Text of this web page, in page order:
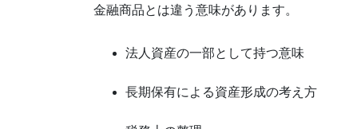
金融商品とは違う意味があります。
法人資産の一部として持つ意味
長期保有による資産形成の考え方